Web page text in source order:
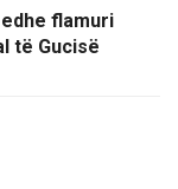
flamuri
të Gucisë